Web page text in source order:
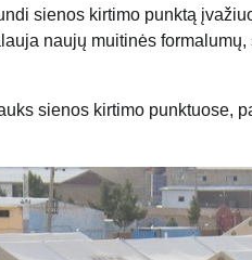
sienos kirtimo punktą
naujų muitinės
sienos kirtimo punktuose,